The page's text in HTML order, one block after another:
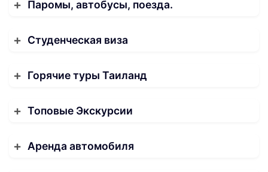
Паромы, автобусы, поезда.
Студенческая виза
Горячие туры Таиланд
Топовые Экскурсии
Аренда автомобиля